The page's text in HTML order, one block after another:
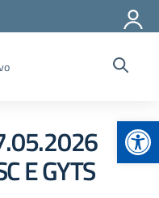
E GYTS